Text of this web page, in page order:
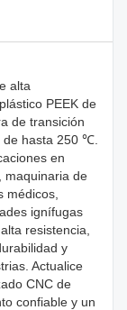
alta
PEEK de
de transición
de hasta 250 ℃.
en
maquinaria de
médicos,
ignífugas
resistencia,
y
Actualice
CNC de
confiable y un